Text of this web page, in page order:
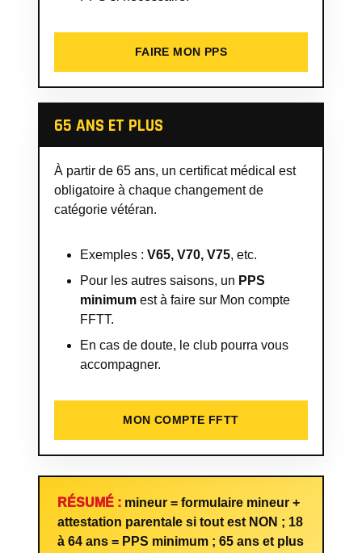
FAIRE MON PPS
65 ANS ET PLUS
À partir de 65 ans, un certificat médical est
obligatoire à chaque changement de
catégorie vétéran.
Exemples : V65, V70, V75, etc.
Pour les autres saisons, un PPS
minimumest à faire sur Mon compte
FFTT.
En cas de doute, le club pourra vous
accompagner.
MON COMPTE FFTT
RÉSUMÉ :mineur = formulaire mineur +
attestation parentale si tout est NON ; 18
à 64 ans = PPS minimum ; 65 ans et plus